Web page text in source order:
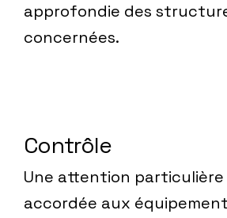
approfondie des
concernées.
Contrôle
Une attention
accordée aux